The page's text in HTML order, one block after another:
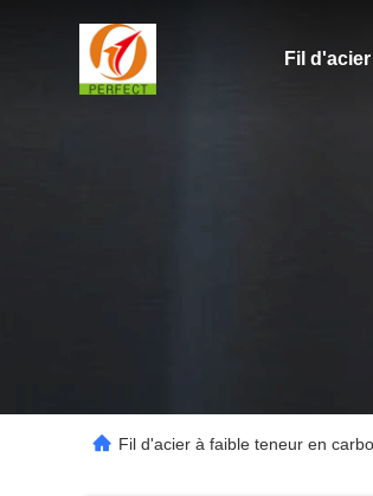
Fil
Fil d'acier à faible teneur en